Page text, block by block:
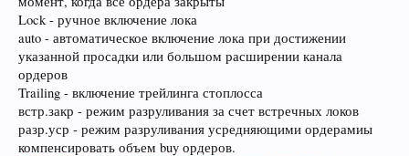
Lock - ручное включение лока
auto - автоматическое включение лока при достижении
указанной просадки или большом расширении канала
ордеров
Trailing - включение трейлинга стоплосса
встр.закр - режим разруливания за счет встречных локов
разр.уср - режим разруливания усредняющими ордерамиы
компенсировать объем buy ордеров.